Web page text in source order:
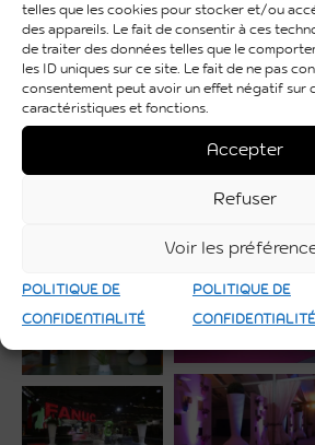
telles que les cookies pour stocker et/ou
des appareils. Le fait de consentir à ces
de traiter des données telles que le
les ID uniques sur ce site. Le fait de ne pas
consentement peut avoir un effet négatif sur
caractéristiques et fonctions.
Accepter
Refuser
Voir les
POLITIQUE DE
CONFIDENTIALITÉ
POLITIQUE DE
CONFIDENTIALITÉ